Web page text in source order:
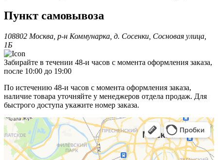
Пункт самовывоза
108802 Москва, р-н Коммунарка, д. Сосенки, Сосновая улица,
1Б
Забирайте в течении 48-и часов с момента оформления заказа,
после 10:00 до 19:00
По истечению 48-и часов с момента оформления заказа,
наличие товара уточняйте у менеджеров отдела продаж. Для
быстрого доступа укажите номер заказа.